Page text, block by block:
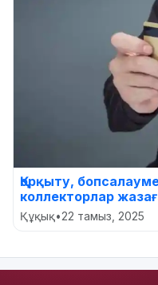
Қорқыту,
коллекторлар
Құқық•22 тамыз, 2025